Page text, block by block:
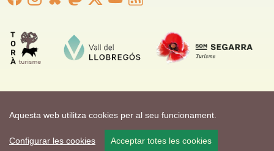
Aquesta web utilitza cookies per al seu funcionament.
Configurar les cookies Acceptar totes les cookies